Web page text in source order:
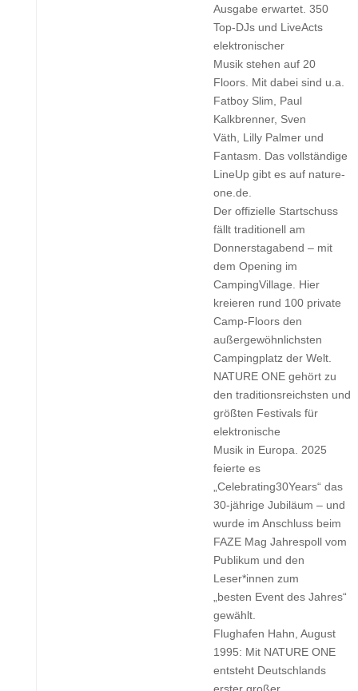
Ausgabe erwartet. 350
Top-DJs und LiveActs
elektronischer
Musik stehen auf 20
Floors. Mit dabei sind u.a.
Fatboy Slim, Paul
Kalkbrenner, Sven
Väth, Lilly Palmer und
Fantasm. Das vollständige
LineUp gibt es auf nature-
one.de.
Der offizielle Startschuss
fällt traditionell am
Donnerstagabend – mit
dem Opening im
CampingVillage. Hier
kreieren rund 100 private
Camp-Floors den
außergewöhnlichsten
Campingplatz der Welt.
NATURE ONE gehört zu
den traditionsreichsten und
größten Festivals für
elektronische
Musik in Europa. 2025
feierte es
„Celebrating30Years“ das
30-jährige Jubiläum – und
wurde im Anschluss beim
FAZE Mag Jahrespoll vom
Publikum und den
Leser*innen zum
„besten Event des Jahres“
gewählt.
Flughafen Hahn, August
1995: Mit NATURE ONE
entsteht Deutschlands